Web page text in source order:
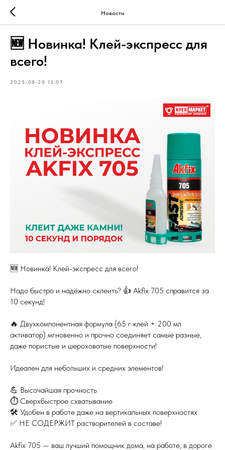
Новости
🆕 Новинка! Клей-экспресс для
всего!
2025-08-20 13:07
🆕 Новинка! Клей-экспресс для всего!
Надо быстро и надёжно склеить? 👍 Akfix 705 справится за
10 секунд!
🔥 Двухкомпонентная формула (65 г клей + 200 мл
активатор) мгновенно и прочно соединяет самые разные,
даже пористые и шероховатые поверхности!
Идеален для небольших и средних элементов!
💪 Высочайшая прочность
⏱️ Сверхбыстрое схватывание
🛠 Удобен в работе даже на вертикальных поверхностях
✅ НЕ СОДЕРЖИТ растворителей в составе!
Akfix 705 — ваш лучший помощник дома, на работе, в дороге